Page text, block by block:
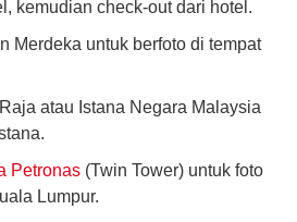
kemudian check-out dari hotel.
Merdeka untuk berfoto di tempat
atau Istana Negara Malaysia
Petronas (Twin Tower) untuk foto
Lumpur.